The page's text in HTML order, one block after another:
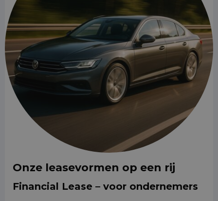
Onze leasevormen op een rij
Financial Lease – voor ondernemers